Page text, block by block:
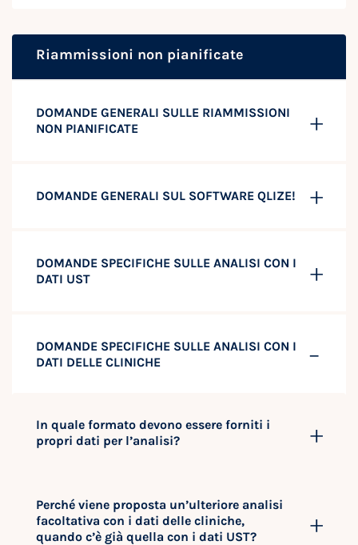
Riammissioni non pianificate
DOMANDE GENERALI SULLE RIAMMISSIONI
NON PIANIFICATE
DOMANDE GENERALI SUL SOFTWARE QLIZE!
DOMANDE SPECIFICHE SULLE ANALISI CON I
DATI UST
DOMANDE SPECIFICHE SULLE ANALISI CON I
DATI DELLE CLINICHE
In quale formato devono essere forniti i
propri dati per l’analisi?
Perché viene proposta un’ulteriore analisi
facoltativa con i dati delle cliniche,
quando c’è già quella con i dati UST?